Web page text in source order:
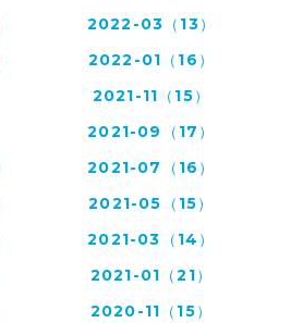
2022-03（13）
2022-01（16）
2021-11（15）
2021-09（17）
2021-07（16）
2021-05（15）
2021-03（14）
2021-01（21）
2020-11（15）